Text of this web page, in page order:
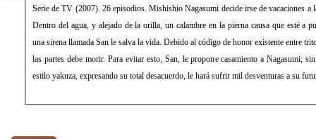
Serie de TV (2007). 26 episodios. Mishishio Nagasumi decide irse de vacaciones a
Dentro del agua, y alejado de la orilla, un calambre en la pierna causa que esté a
una sirena llamada San le salva la vida. Debido al código de honor existente entre
las partes debe morir. Para evitar esto, San, le propone casamiento a Nagasumi;
estilo yakuza, expresando su total desacuerdo, le hará sufrir mil desventuras a su